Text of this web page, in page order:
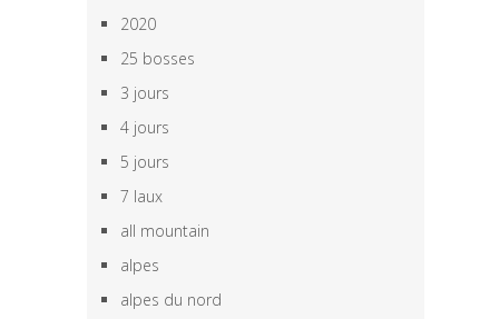
2020
25 bosses
3 jours
4 jours
5 jours
7 laux
all mountain
alpes
alpes du nord